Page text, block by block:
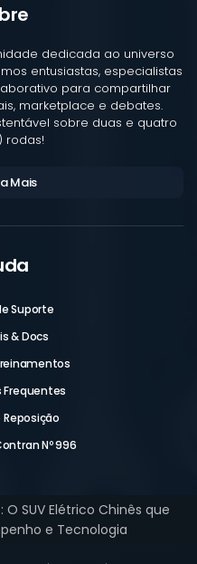
dedicada ao universo
entusiastas, especialistas
para compartilhar
marketplace e debates.
sobre duas e quatro
rodas!
Mais
Suporte
& Docs
Frequentes
Reposição
Nº 996
O SUV Elétrico Chinês que
e Tecnologia